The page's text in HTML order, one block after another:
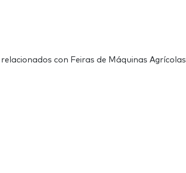
con Feiras de Máquinas Agrícolas